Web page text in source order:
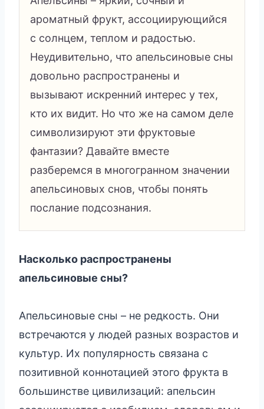
ароматный фрукт, ассоциирующийся
с солнцем, теплом и радостью.
Неудивительно, что апельсиновые сны
довольно распространены и
вызывают искренний интерес у тех,
кто их видит. Но что же на самом деле
символизируют эти фруктовые
фантазии? Давайте вместе
разберемся в многогранном значении
апельсиновых снов, чтобы понять
послание подсознания.
Насколько распространены
апельсиновые сны?
Апельсиновые сны – не редкость. Они
встречаются у людей разных возрастов и
культур. Их популярность связана с
позитивной коннотацией этого фрукта в
большинстве цивилизаций: апельсин